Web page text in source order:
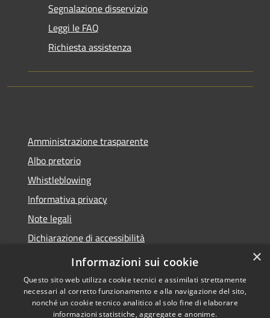
Segnalazione disservizio
Leggi le FAQ
Richiesta assistenza
Amministrazione trasparente
Albo pretorio
Whistleblowing
Informativa privacy
Note legali
Dichiarazione di accessibilità
Obiettivi di accessibilità
×
Informazioni sui cookie
Questo sito web utilizza cookie tecnici e assimilati strettamente
necessari al corretto funzionamento e alla navigazione del sito,
nonché un cookie tecnico analitico al solo fine di elaborare
informazioni statistiche, aggregate e anonime.